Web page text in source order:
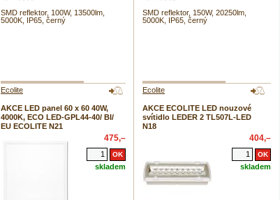
SMD reflektor, 100W, 13500lm,
5000K, IP65, černý
SMD reflektor, 150W, 20250lm,
5000K, IP65, černý
Ecolite
AKCE LED panel 60 x 60 40W,
4000K, ECO LED-GPL44-40/ BI/
EU ECOLITE N21
475,–
skladem
Ecolite
AKCE ECOLITE LED nouzové
svítidlo LEDER 2 TL507L-LED
N18
404,–
skladem